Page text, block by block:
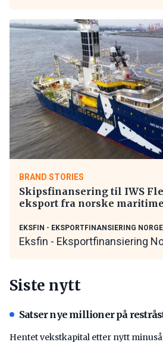
BRAND STORIES
Skipsfinansering til IWS
eksport fra norske
EKSFIN - EKSPORTFINANSIERING NORGE
Eksfin - Eksportfinansiering
Siste nytt
Satser nye millioner på
Hentet vekstkapital etter nytt